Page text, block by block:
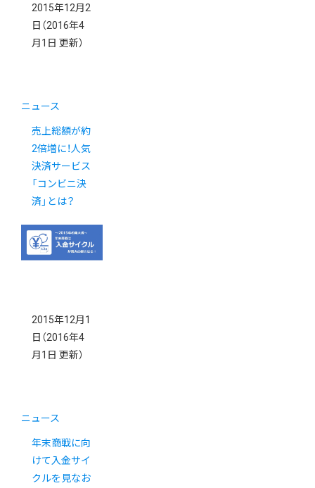
2015年12月2
日 （2016年4
月1日 更新）
ニュース
売上総額が約
2倍増に！人気
決済サービス
「コンビニ決
済」とは？
2015年12月1
日 （2016年4
月1日 更新）
ニュース
年末商戦に向
けて入金サイ
クルを見なお